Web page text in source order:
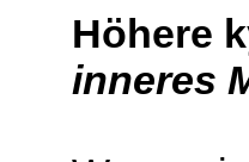
Höhere
inneres